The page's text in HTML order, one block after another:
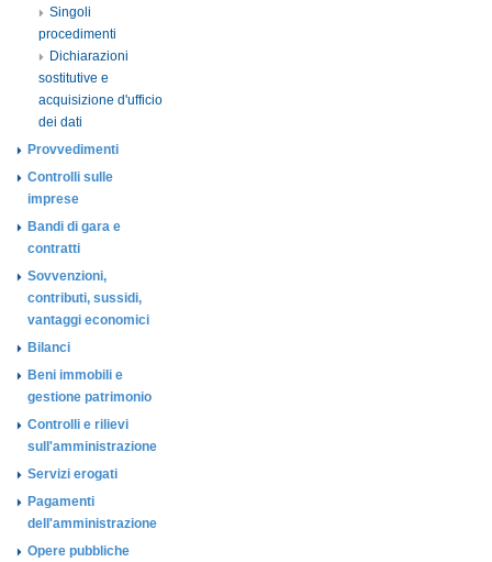
Singoli
procedimenti
Dichiarazioni
sostitutive e
acquisizione d'ufficio
dei dati
Provvedimenti
Controlli sulle
imprese
Bandi di gara e
contratti
Sovvenzioni,
contributi, sussidi,
vantaggi economici
Bilanci
Beni immobili e
gestione patrimonio
Controlli e rilievi
sull'amministrazione
Servizi erogati
Pagamenti
dell'amministrazione
Opere pubbliche